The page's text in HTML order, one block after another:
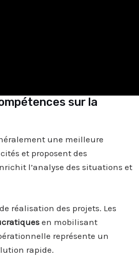
sur la
une meilleure
et proposent des
l’analyse des situations et
réalisation des projets. Les
en mobilisant
représente un
rapide.